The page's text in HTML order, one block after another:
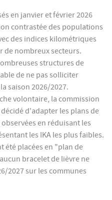
en janvier et février 2026
contrastée des populations
des indices kilométriques
de nombreux secteurs.
structures de
de ne pas solliciter
saison 2026/2027.
volontaire, la commission
d'adapter les plans de
en réduisant les
les IKA les plus faibles.
été placées en "plan de
bracelet de lièvre ne
2027 sur les communes